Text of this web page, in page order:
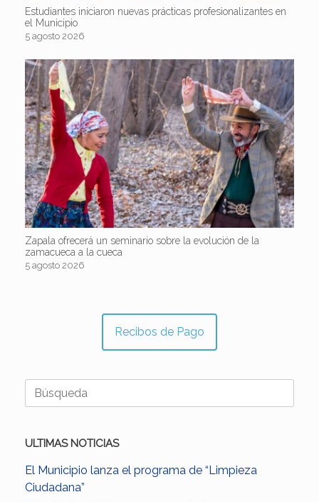
Estudiantes iniciaron nuevas prácticas profesionalizantes en
el Municipio
5 agosto 2026
Zapala ofrecerá un seminario sobre la evolución de la
zamacueca a la cueca
5 agosto 2026
Recibos de Pago
Buscar:
ULTIMAS NOTICIAS
El Municipio lanza el programa de “Limpieza
Ciudadana”